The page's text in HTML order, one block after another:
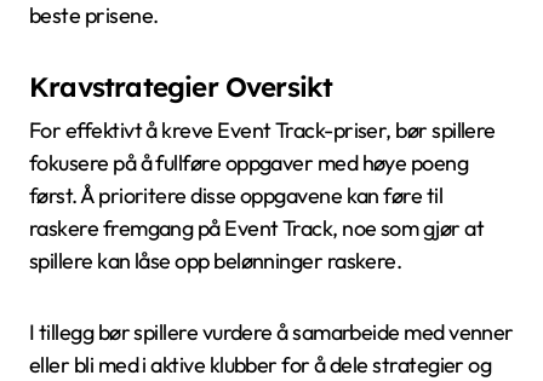
beste prisene.
Kravstrategier Oversikt
For effektivt å kreve Event Track-priser, bør spillere
fokusere på å fullføre oppgaver med høye poeng
først. Å prioritere disse oppgavene kan føre til
raskere fremgang på Event Track, noe som gjør at
spillere kan låse opp belønninger raskere.
I tillegg bør spillere vurdere å samarbeide med venner
eller bli med i aktive klubber for å dele strategier og